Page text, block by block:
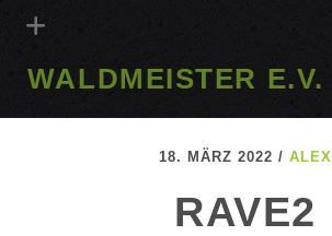
WALDMEISTER E.V.
18. MÄRZ 2022 /ALEX
RAVE2